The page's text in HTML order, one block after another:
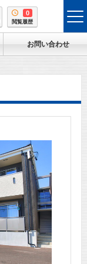
0
閲覧履歴
お問い合わせ